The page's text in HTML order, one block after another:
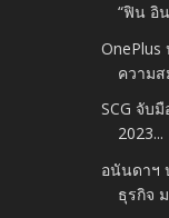
“ฟิน อิ
ความส
SCG จับ
2023...
อนันดาฯ
ธุรกิจ ม